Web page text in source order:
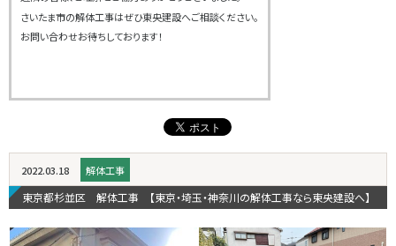
さいたま市の解体工事はぜひ東央建設へご相談ください。
お問い合わせお待ちしております！
2022.03.18 解体工事
東京都杉並区 解体工事 【東京・埼玉・神奈川の解体工事なら東央建設へ】